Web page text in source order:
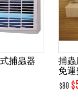
近UV燈管 (滿4支